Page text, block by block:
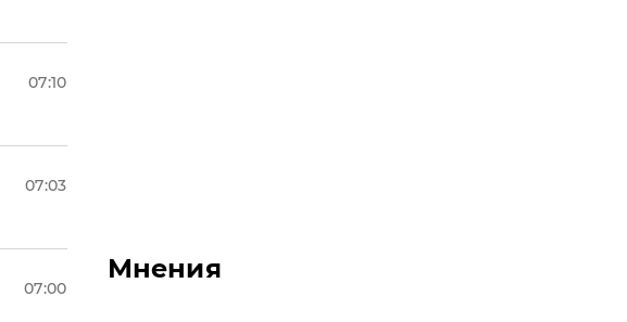
07:10
07:03
07:00
Мнения